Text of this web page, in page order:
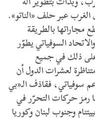
الغرب عبر حلف «الناتو».
مجاراتها بالطريقة
السوفياتي يطوّر
ذلك في جميع
لعشرات الدول أن
سوفياتي، فقاذف الـ«بي
رمز حركات التحرّر في
وجنوب لبنان وكوريا